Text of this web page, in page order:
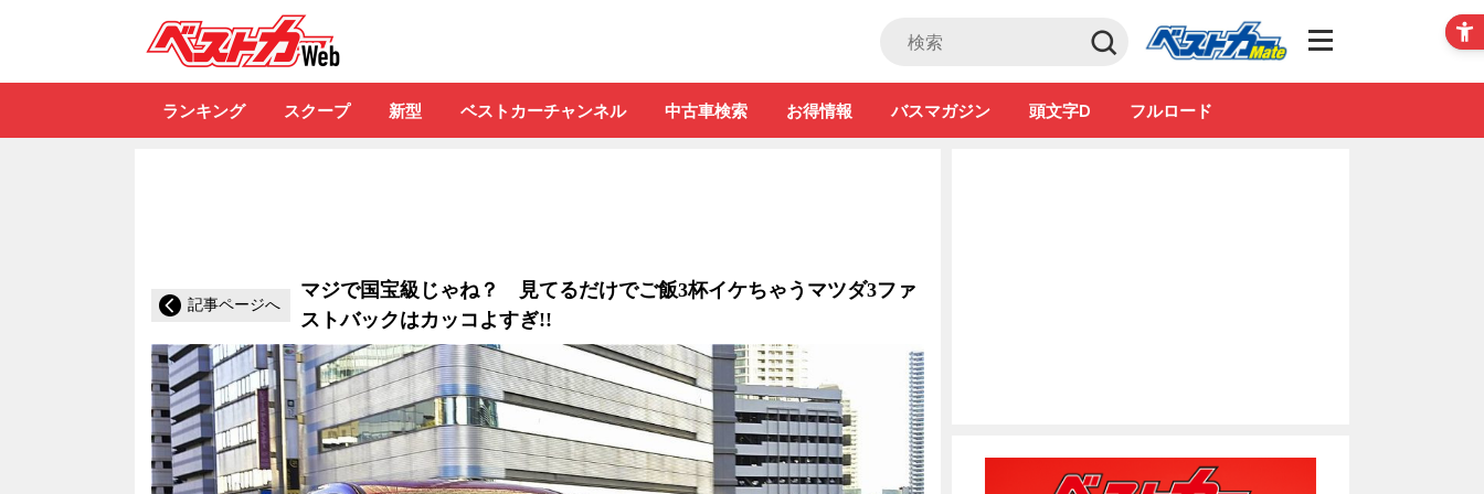
Club
ランキング スクープ 新型 ベストカーチャンネル 中古車検索 お得情報 バスマガジン 頭文字D フルロード
記事ページへ
マジで国宝級じゃね？ 見てるだけでご飯3杯イケちゃうマツダ3ファ
ストバックはカッコよすぎ!!